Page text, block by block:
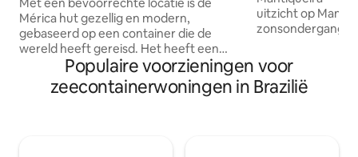
Mérica hut gezellig en modern,
gebaseerd op een container die de
wereld heeft gereisd. Het heeft een
geïntegreerde oppervlakte van 40m²,
met uitzicht op de wijngaarden en
inheemse bomen van de Serra Gaúcha.
uitzicht op
zonsondergang
Gonçalves, op
van watervallen,
restaurants. Exclusief en privé, het huis
Populaire voorzieningen voor
zeecontainerwoningen in Brazilië